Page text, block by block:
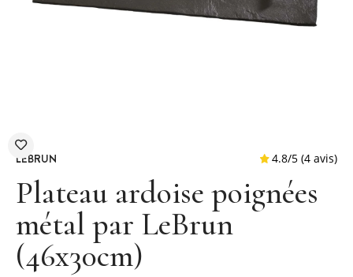
LEBRUN
Plateau ardoise poignées
métal par LeBrun
(46x30cm)